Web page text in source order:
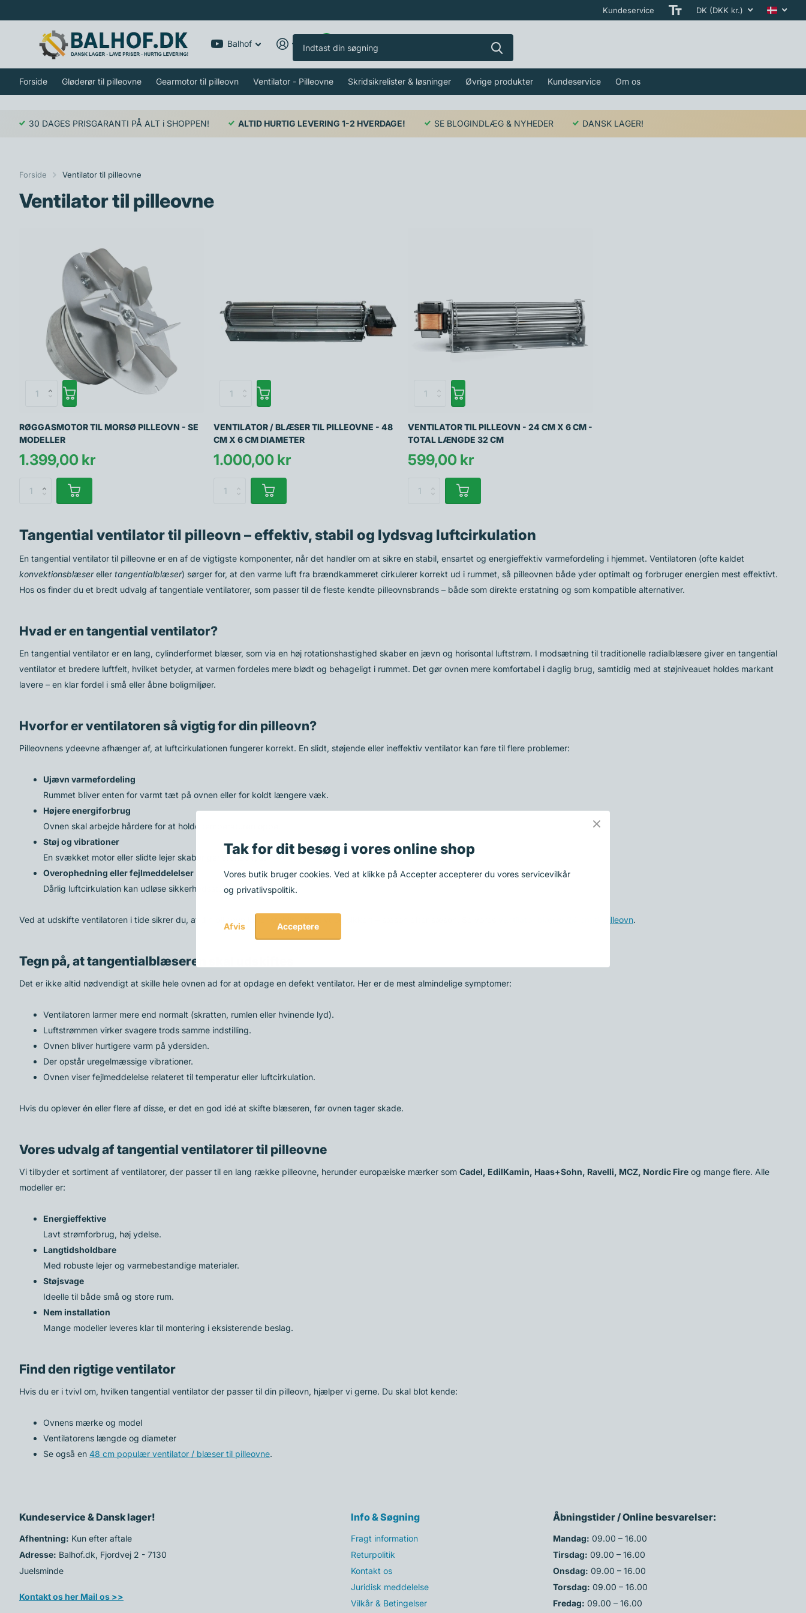
Kundeservice DK (DKK kr.)
Balhof
Forside Gløderør til pilleovne Gearmotor til pilleovn Ventilator - Pilleovne Skridsikrelister & løsninger Øvrige produkter Kundeservice Om os
30 DAGES PRISGARANTI PÅ ALT i SHOPPEN! ALTID HURTIG LEVERING 1-2 HVERDAGE! SE BLOGINDLÆG & NYHEDER DANSK LAGER!
Forside Ventilator til pilleovne
Ventilator til pilleovne
RØGGASMOTOR TIL MORSØ PILLEOVN - SE
MODELLER
1.399,00 kr
VENTILATOR / BLÆSER TIL PILLEOVNE - 48
CM X 6 CM DIAMETER
1.000,00 kr
VENTILATOR TIL PILLEOVN - 24 CM X 6 CM -
TOTAL LÆNGDE 32 CM
599,00 kr
Tangential ventilator til pilleovn – effektiv, stabil og lydsvag luftcirkulation
En tangential ventilator til pilleovne er en af de vigtigste komponenter, når det handler om at sikre en stabil, ensartet og energieffektiv varmefordeling i hjemmet. Ventilatoren (ofte kaldet
konvektionsblæsereller tangentialblæser) sørger for, at den varme luft fra brændkammeret cirkulerer korrekt ud i rummet, så pilleovnen både yder optimalt og forbruger energien mest effektivt.
Hos os finder du et bredt udvalg af tangentiale ventilatorer, som passer til de fleste kendte pilleovnsbrands – både som direkte erstatning og som kompatible alternativer.
Hvad er en tangential ventilator?
En tangential ventilator er en lang, cylinderformet blæser, som via en høj rotationshastighed skaber en jævn og horisontal luftstrøm. I modsætning til traditionelle radialblæsere giver en tangential
ventilator et bredere luftfelt, hvilket betyder, at varmen fordeles mere blødt og behageligt i rummet. Det gør ovnen mere komfortabel i daglig brug, samtidig med at støjniveauet holdes markant
lavere – en klar fordel i små eller åbne boligmiljøer.
Hvorfor er ventilatoren så vigtig for din pilleovn?
Pilleovnens ydeevne afhænger af, at luftcirkulationen fungerer korrekt. En slidt, støjende eller ineffektiv ventilator kan føre til flere problemer:
Ujævn varmefordeling
Rummet bliver enten for varmt tæt på ovnen eller for koldt længere væk.
Højere energiforbrug
Ovnen skal arbejde hårdere for at holde temperaturen oppe.
Støj og vibrationer
En svækket motor eller slidte lejer skaber generende lyd.
Overophedning eller fejlmeddelelser
Dårlig luftcirkulation kan udløse sikkerhedsstoppet i mange ovne.
Ved at udskifte ventilatoren i tide sikrer du, at din pilleovn kører stabilt, effektivt og sikkert – sæson efter sæson. Se vores ventilator blæser 24 cm til pilleovn.
Tegn på, at tangentialblæseren skal udskiftes
Det er ikke altid nødvendigt at skille hele ovnen ad for at opdage en defekt ventilator. Her er de mest almindelige symptomer:
Ventilatoren larmer mere end normalt (skratten, rumlen eller hvinende lyd).
Luftstrømmen virker svagere trods samme indstilling.
Ovnen bliver hurtigere varm på ydersiden.
Der opstår uregelmæssige vibrationer.
Ovnen viser fejlmeddelelse relateret til temperatur eller luftcirkulation.
Hvis du oplever én eller flere af disse, er det en god idé at skifte blæseren, før ovnen tager skade.
Vores udvalg af tangential ventilatorer til pilleovne
Vi tilbyder et sortiment af ventilatorer, der passer til en lang række pilleovne, herunder europæiske mærker som Cadel, EdilKamin, Haas+Sohn, Ravelli, MCZ, Nordic Fire og mange flere. Alle
modeller er:
Energieffektive
Lavt strømforbrug, høj ydelse.
Langtidsholdbare
Med robuste lejer og varmebestandige materialer.
Støjsvage
Ideelle til både små og store rum.
Nem installation
Mange modeller leveres klar til montering i eksisterende beslag.
Find den rigtige ventilator
Hvis du er i tvivl om, hvilken tangential ventilator der passer til din pilleovn, hjælper vi gerne. Du skal blot kende:
Ovnens mærke og model
Ventilatorens længde og diameter
Se også en 48 cm populær ventilator / blæser til pilleovne.
Kundeservice & Dansk lager!
Afhentning: Kun efter aftale
Adresse: Balhof.dk, Fjordvej 2 - 7130
Juelsminde
Kontakt os her Mail os >>
Info & Søgning
Fragt information
Returpolitik
Kontakt os
Juridisk meddelelse
Vilkår & Betingelser
Åbningstider / Online besvarelser:
Mandag: 09.00 – 16.00
Tirsdag: 09.00 – 16.00
Onsdag: 09.00 – 16.00
Torsdag: 09.00 – 16.00
Fredag: 09.00 – 16.00
Tak for dit besøg i vores online shop
Vores butik bruger cookies. Ved at klikke på Accepter accepterer du vores servicevilkår
og privatlivspolitik.
Afvis Acceptere